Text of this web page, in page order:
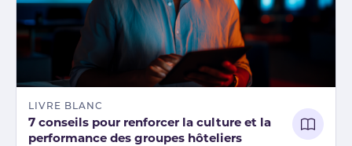
LIVRE BLANC
7 conseils pour renforcer la culture et la
performance des groupes hôteliers